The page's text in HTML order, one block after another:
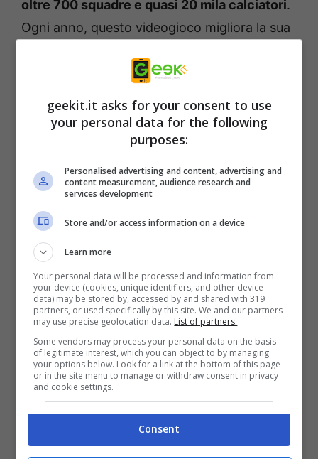
oltre 700 squadre e quasi 20 mila calciatori.
Ogni anno, questo videogioco migliora la sua
Migliorato il gameplay, in più sono state
professionistiche e la possibilità di controllare
i club e le giocatrici dei principali campionati
incentrato sulbaseball. Si parte dalla lega
minore e poi si sale fino alla major League. Il
gioco permette di scoprire le leggende del
baseball attraverso lestorylines dei
giocatori, inoltre dà modo di comporre la
squadra ideale e di personalizzare gli stadi,
collezionando le carte dei giocatori.
Tra i giochi di sport non può mancare il
NBA 2K25, davvero
geekit.it asks for your consent to use
your personal data for the following
purposes:
Personalised advertising and content, advertising and
content measurement, audience research and
services development
Store and/or access information on a device
Learn more
Your personal data will be processed and information from
your device (cookies, unique identifiers, and other device
data) may be stored by, accessed by and shared with 319
partners, or used specifically by this site. We and our partners
may use precise geolocation data. List of partners.
Some vendors may process your personal data on the basis
of legitimate interest, which you can object to by managing
your options below. Look for a link at the bottom of this page
or in the site menu to manage or withdraw consent in privacy
and cookie settings.
Consent